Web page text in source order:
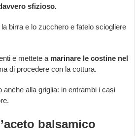
sfizioso.
birra e lo zucchero e fatelo sciogliere
e mettete a marinare le costine nel
di procedere con la cottura.
anche alla griglia: in entrambi i casi
balsamico